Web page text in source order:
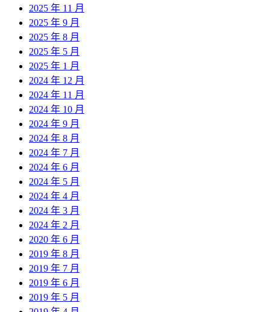
2025 年 11 月
2025 年 9 月
2025 年 8 月
2025 年 5 月
2025 年 1 月
2024 年 12 月
2024 年 11 月
2024 年 10 月
2024 年 9 月
2024 年 8 月
2024 年 7 月
2024 年 6 月
2024 年 5 月
2024 年 4 月
2024 年 3 月
2024 年 2 月
2020 年 6 月
2019 年 8 月
2019 年 7 月
2019 年 6 月
2019 年 5 月